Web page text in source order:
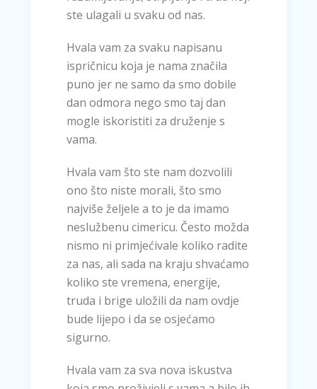
ste ulagali u svaku od nas.
Hvala vam za svaku napisanu
ispričnicu koja je nama značila
puno jer ne samo da smo dobile
dan odmora nego smo taj dan
mogle iskoristiti za druženje s
vama.
Hvala vam što ste nam dozvolili
ono što niste morali, što smo
najviše željele a to je da imamo
neslužbenu cimericu. Često možda
nismo ni primjećivale koliko radite
za nas, ali sada na kraju shvaćamo
koliko ste vremena, energije,
truda i brige uložili da nam ovdje
bude lijepo i da se osjećamo
sigurno.
Hvala vam za sva nova iskustva